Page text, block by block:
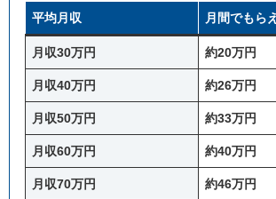
平均月収 月間でもら
月収30万円 約20万円
月収40万円 約26万円
月収50万円 約33万円
月収60万円 約40万円
月収70万円 約46万円